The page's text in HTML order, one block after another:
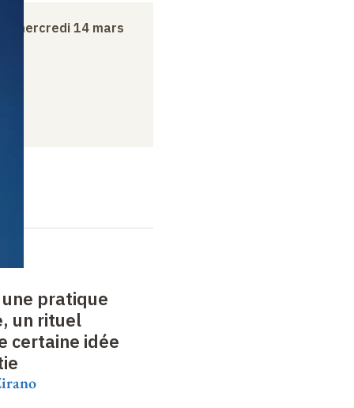
mercredi 14 mars
pratique
un rituel
certaine idée